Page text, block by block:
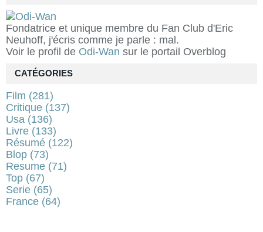
Fondatrice et unique membre du Fan Club d'Eric
Neuhoff, j'écris comme je parle : mal.
Voir le profil de Odi-Wan sur le portail Overblog
CATÉGORIES
Film (281)
Critique (137)
Usa (136)
Livre (133)
Résumé (122)
Blop (73)
Resume (71)
Top (67)
Serie (65)
France (64)